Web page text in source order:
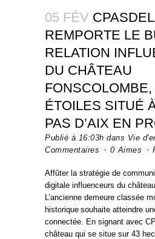
05 FÉV
REMPORTE LE
RELATION
DU CHÂTEAU
ÉTOILES SITUÉ
PAS D’AIX EN
Publié à 16:03h dans Vie
Commentaires
0 Aimes
Affûter la stratégie de
digitale influenceurs du
L’ancienne demeure classée
historique souhaite atteindre
connectée. En signant avec
château qui se situe sur 43